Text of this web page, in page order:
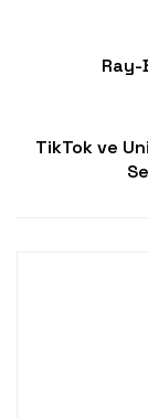
Ray-
TikTok ve